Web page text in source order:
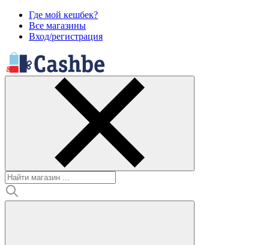
Где мой кешбек?
Все магазины
Вход/регистрация